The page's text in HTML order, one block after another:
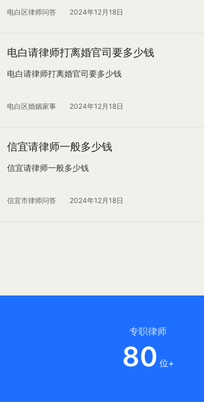
电白区律师问答 2024年12月18日
电白请律师打离婚官司要多少钱
电白请律师打离婚官司要多少钱
电白区婚姻家事 2024年12月18日
信宜请律师一般多少钱
信宜请律师一般多少钱
信宜市律师问答 2024年12月18日
专职律师
80 位+